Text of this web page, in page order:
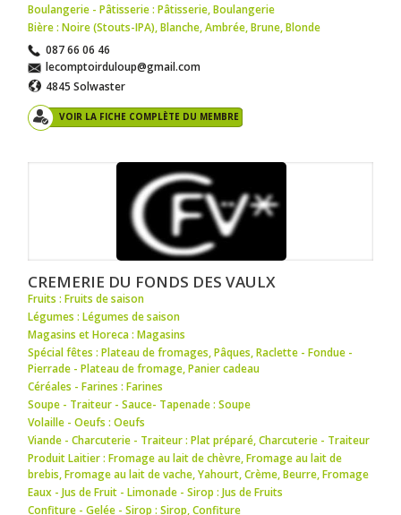
Boulangerie - Pâtisserie : Pâtisserie,Boulangerie
Bière : Noire (Stouts-IPA),Blanche,Ambrée,Brune,Blonde
087 66 06 46
lecomptoirduloup@gmail.com
4845 Solwaster
VOIR LA FICHE COMPLÈTE DU MEMBRE
CREMERIE DU FONDS DES VAULX
Fruits : Fruits de saison
Légumes : Légumes de saison
Magasins et Horeca : Magasins
Spécial fêtes : Plateau de fromages,Pâques,Raclette - Fondue -
Pierrade - Plateau de fromage,Panier cadeau
Céréales - Farines : Farines
Soupe - Traiteur - Sauce- Tapenade : Soupe
Volaille - Oeufs : Oeufs
Viande - Charcuterie - Traiteur : Plat préparé,Charcuterie - Traiteur
Produit Laitier : Fromage au lait de chèvre,Fromage au lait de
brebis,Fromage au lait de vache,Yahourt,Crème,Beurre,Fromage
Eaux - Jus de Fruit - Limonade - Sirop : Jus de Fruits
Confiture - Gelée - Sirop : Sirop,Confiture